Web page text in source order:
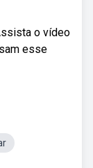
o vídeo
esse